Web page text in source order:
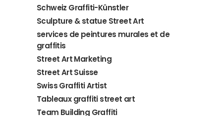
Schweiz Graffiti-Künstler
Sculpture & statue Street Art
services de peintures murales et de
graffitis
Street Art Marketing
Street Art Suisse
Swiss Graffiti Artist
Tableaux graffiti street art
Team Building Graffiti